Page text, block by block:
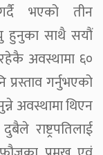
भएको तीन
हुनुका साथै सयौं
अवस्थामा ६०
गर्नुभएको
अवस्थामा थिएन
राष्ट्रपतिलाई